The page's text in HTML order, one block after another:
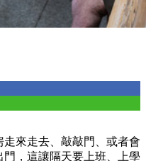
來走去、敲敲門、或者會
，這讓隔天要上班、上學